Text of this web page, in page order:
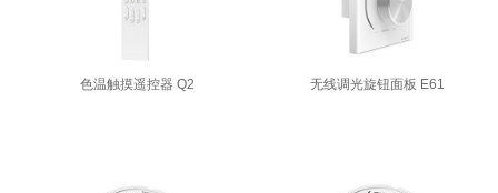
色温触摸遥控器 Q2 无线调光旋钮面板 E61